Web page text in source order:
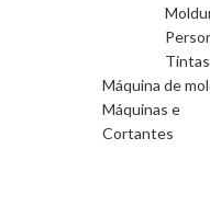
Tintas
Máquina de
Máquinas e
Cortantes